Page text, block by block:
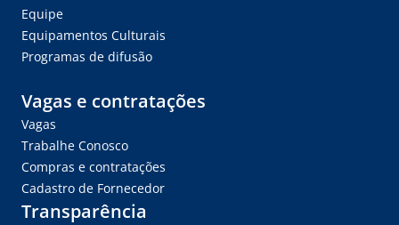
Equipe
Equipamentos Culturais
Programas de difusão
Vagas e contratações
Vagas
Trabalhe Conosco
Compras e contratações
Cadastro de Fornecedor
Transparência